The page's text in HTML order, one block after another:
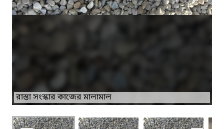
রাস্তা সংস্কার কাজের মালামাল